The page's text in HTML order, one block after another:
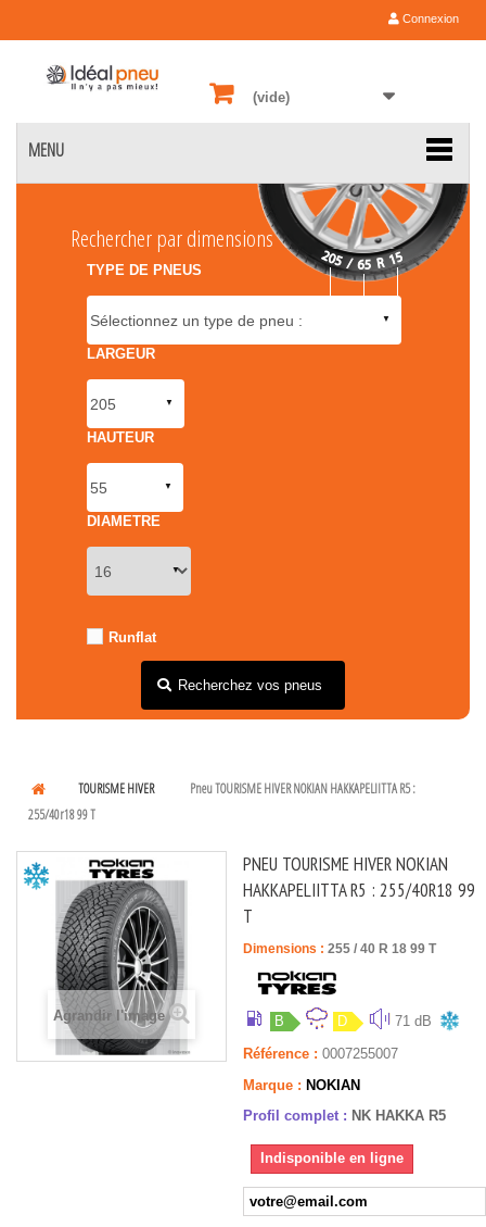
Connexion
(vide)
MENU
Rechercher par dimensions
TYPE DE PNEUS
LARGEUR
HAUTEUR
DIAMETRE
Runflat
Recherchez vos pneus
TOURISME HIVER
Pneu TOURISME HIVER NOKIAN HAKKAPELIITTA R5 :
255/40r18 99 T
Agrandir l'image
PNEU TOURISME HIVER NOKIAN
HAKKAPELIITTA R5 : 255/40R18 99
T
Dimensions : 255 / 40 R 18 99 T
B D 71 dB
Référence : 0007255007
Marque : NOKIAN
Profil complet : NK HAKKA R5
Indisponible en ligne